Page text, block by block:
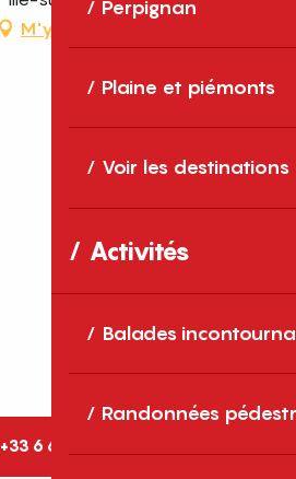
Perpignan
Plaine et piémonts
Voir les destinations
Activités
Balades
Randonnées
M'y rendre
+33 6 67 65 36